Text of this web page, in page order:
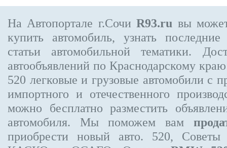
На Автопортале г.СочиR93.ru вы
купить автомобиль, узнать
статьи автомобильной тематики.
автообъявлений по Краснодарскому
520 легковые и грузовые автомобили с
импортного и отечественного
можно бесплатно разместить
автомобиля. Мы поможем вам
приобрести новый авто. 520, Советы